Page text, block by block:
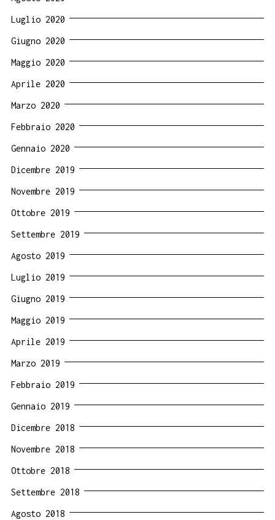
Luglio 2020
Giugno 2020
Maggio 2020
Aprile 2020
Marzo 2020
Febbraio 2020
Gennaio 2020
Dicembre 2019
Novembre 2019
Ottobre 2019
Settembre 2019
Agosto 2019
Luglio 2019
Giugno 2019
Maggio 2019
Aprile 2019
Marzo 2019
Febbraio 2019
Gennaio 2019
Dicembre 2018
Novembre 2018
Ottobre 2018
Settembre 2018
Agosto 2018